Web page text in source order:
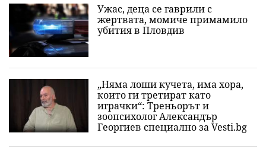
Ужас, деца се гаврили с
жертвата, момиче примамило
убития в Пловдив
„Няма лоши кучета, има хора,
които ги третират като
играчки“: Треньорът и
зоопсихолог Александър
Георгиев специално за Vesti.bg